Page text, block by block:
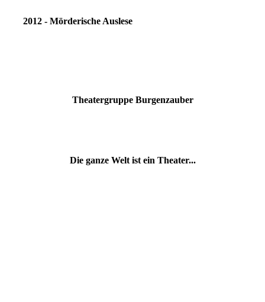
2012 - Mörderische Auslese
Theatergruppe Burgenzauber
Die ganze Welt ist ein Theater...